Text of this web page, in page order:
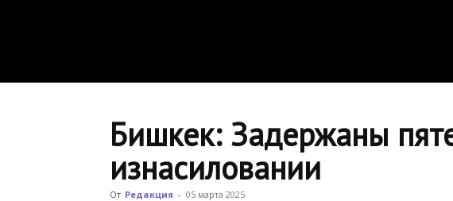
Бишкек: Задержаны
изнасиловании
От Редакция - 05 марта 2025